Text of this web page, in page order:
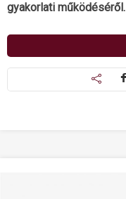
gyakorlati működéséről.